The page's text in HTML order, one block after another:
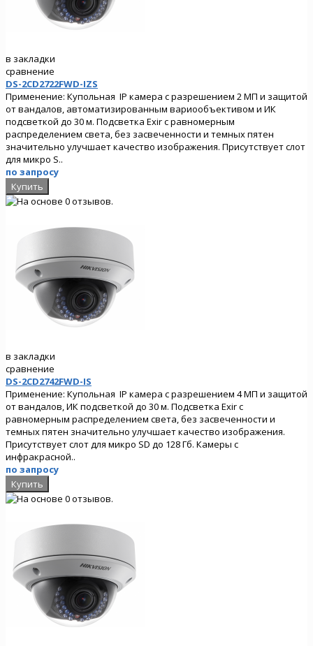
в закладки
сравнение
DS-2CD2722FWD-IZS
Применение: Купольная IP камера с разрешением 2 МП и защитой
от вандалов, автоматизированным вариообъективом и ИК
подсветкой до 30 м. Подсветка Exir с равномерным
распределением света, без засвеченности и темных пятен
значительно улучшает качество изображения. Присутствует слот
для микро S..
по запросу
в закладки
сравнение
DS-2CD2742FWD-IS
Применение: Купольная IP камера с разрешением 4 МП и защитой
от вандалов, ИК подсветкой до 30 м. Подсветка Exir с
равномерным распределением света, без засвеченности и
темных пятен значительно улучшает качество изображения.
Присутствует слот для микро SD до 128 Гб. Камеры с
инфракрасной..
по запросу